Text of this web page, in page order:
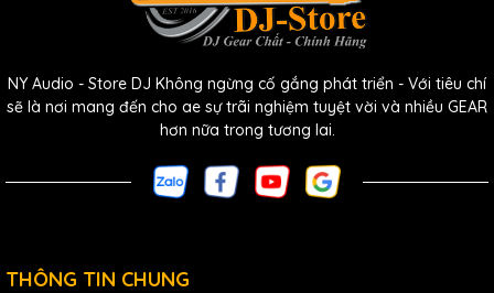
- Bao gồm cả bộ lắprack, túi đựng vinyl có khoá kéo,
nguồn điện, 2 cáp BNC, 2 adapter BNC lắp trước, 2 anten
NY Audio - Store DJ Không ngừng cố gắng phát triển - Với tiêu chí
sẽ là nơi mang đến cho ae sự trãi nghiệm tuyệt vời và nhiều GEAR
hơn nữa trong tương lai.
THÔNG TIN CHUNG